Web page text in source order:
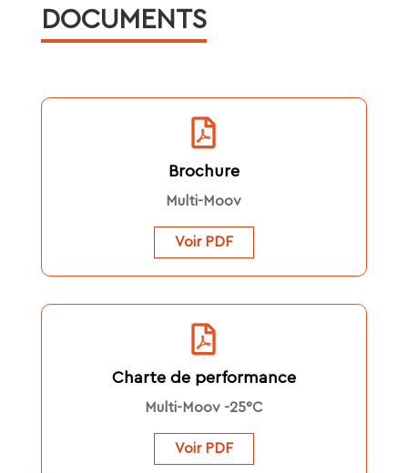
DOCUMENTS
Brochure
Multi-Moov
Voir PDF
Charte de performance
Multi-Moov -25°C
Voir PDF